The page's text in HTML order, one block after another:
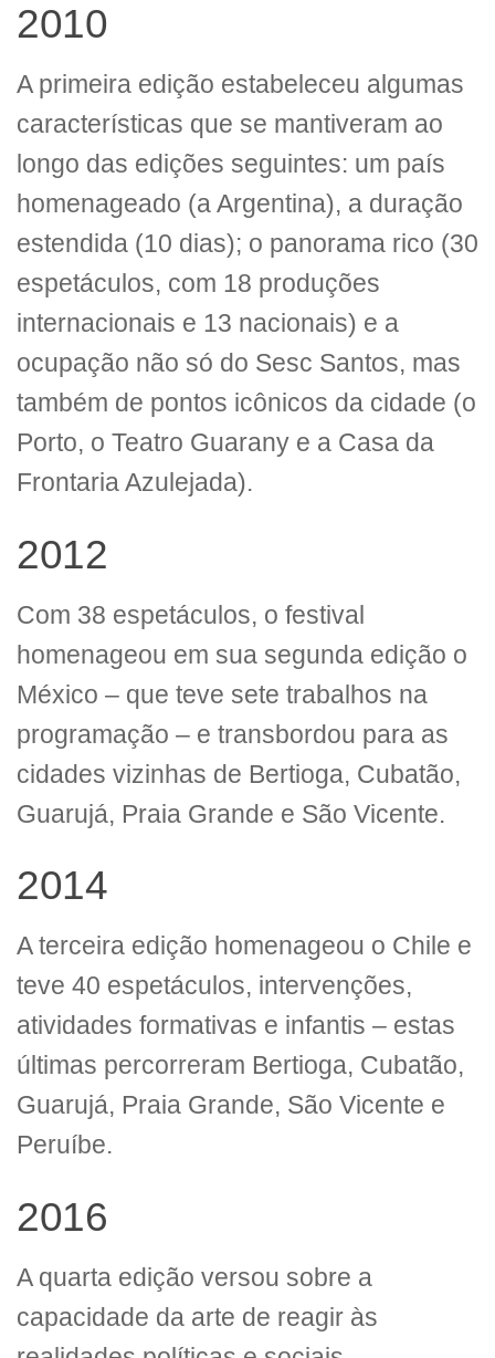
2010
A primeira edição estabeleceu algumas
características que se mantiveram ao
longo das edições seguintes: um país
homenageado (a Argentina), a duração
estendida (10 dias); o panorama rico (30
espetáculos, com 18 produções
internacionais e 13 nacionais) e a
ocupação não só do Sesc Santos, mas
também de pontos icônicos da cidade (o
Porto, o Teatro Guarany e a Casa da
Frontaria Azulejada).
2012
Com 38 espetáculos, o festival
homenageou em sua segunda edição o
México – que teve sete trabalhos na
programação – e transbordou para as
cidades vizinhas de Bertioga, Cubatão,
Guarujá, Praia Grande e São Vicente.
2014
A terceira edição homenageou o Chile e
teve 40 espetáculos, intervenções,
atividades formativas e infantis – estas
últimas percorreram Bertioga, Cubatão,
Guarujá, Praia Grande, São Vicente e
Peruíbe.
2016
A quarta edição versou sobre a
capacidade da arte de reagir às